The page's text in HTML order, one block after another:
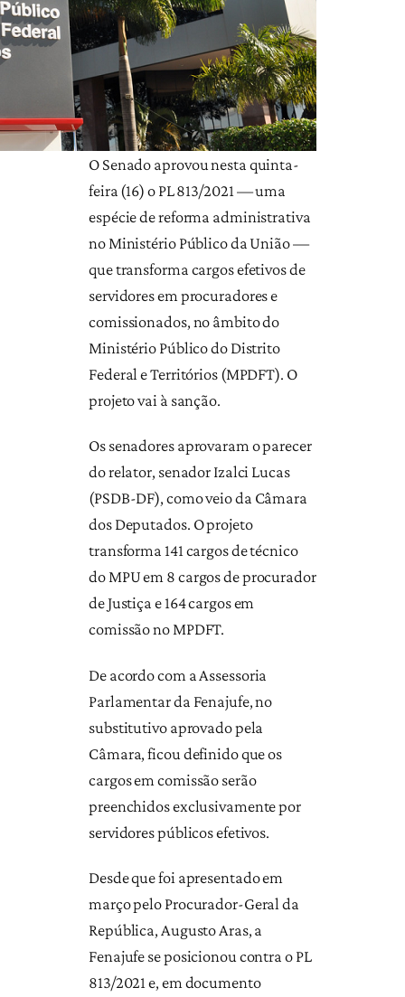
O Senado aprovou nesta quinta-
feira (16) o PL 813/2021 — uma
espécie de reforma administrativa
no Ministério Público da União —
que transforma cargos efetivos de
servidores em procuradores e
comissionados, no âmbito do
Ministério Público do Distrito
Federal e Territórios (MPDFT). O
projeto vai à sanção.
Os senadores aprovaram o parecer
do relator, senador Izalci Lucas
(PSDB-DF), como veio da Câmara
dos Deputados. O projeto
transforma 141 cargos de técnico
do MPU em 8 cargos de procurador
de Justiça e 164 cargos em
comissão no MPDFT.
De acordo com a Assessoria
Parlamentar da Fenajufe, no
substitutivo aprovado pela
Câmara, ficou definido que os
cargos em comissão serão
preenchidos exclusivamente por
servidores públicos efetivos.
Desde que foi apresentado em
março pelo Procurador-Geral da
República, Augusto Aras, a
Fenajufe se posicionou contra o PL
813/2021 e, em documento